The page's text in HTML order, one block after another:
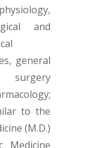
and
general
surgery
to the
(M.D.)
Medicine